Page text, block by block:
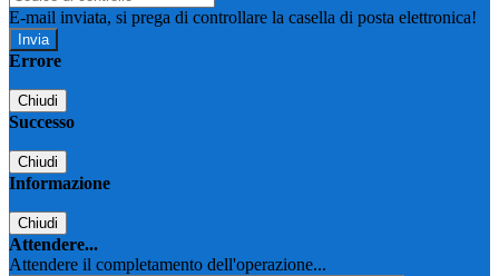
E-mail inviata, si prega di controllare la casella di posta elettronica!
Errore
Chiudi
Successo
Chiudi
Informazione
Chiudi
Attendere...
Attendere il completamento dell'operazione...